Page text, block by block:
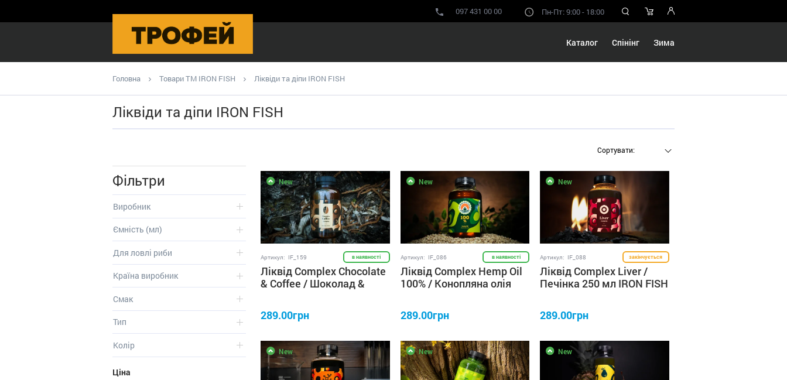
097 431 00 00 Пн-Пт: 9:00 - 18:00
Каталог Спінінг Зима
Головна Товари ТМ IRON FISH Ліквіди та діпи IRON FISH
Ліквіди та діпи IRON FISH
Сортувати:
Фільтри
Виробник
Ємність (мл)
Для ловлі риби
Країна виробник
Смак
Тип
Колір
Ціна
New
Артикул: IF_159 в наявності
Ліквід Complex Chocolate
& Coffee / Шоколад &
289.00грн
New
Артикул: IF_086 в наявності
Ліквід Complex Hemp Oil
100% / Конопляна олія
289.00грн
New
Артикул: IF_088 закінчується
Ліквід Complex Liver /
Печінка 250 мл IRON FISH
289.00грн
New New New